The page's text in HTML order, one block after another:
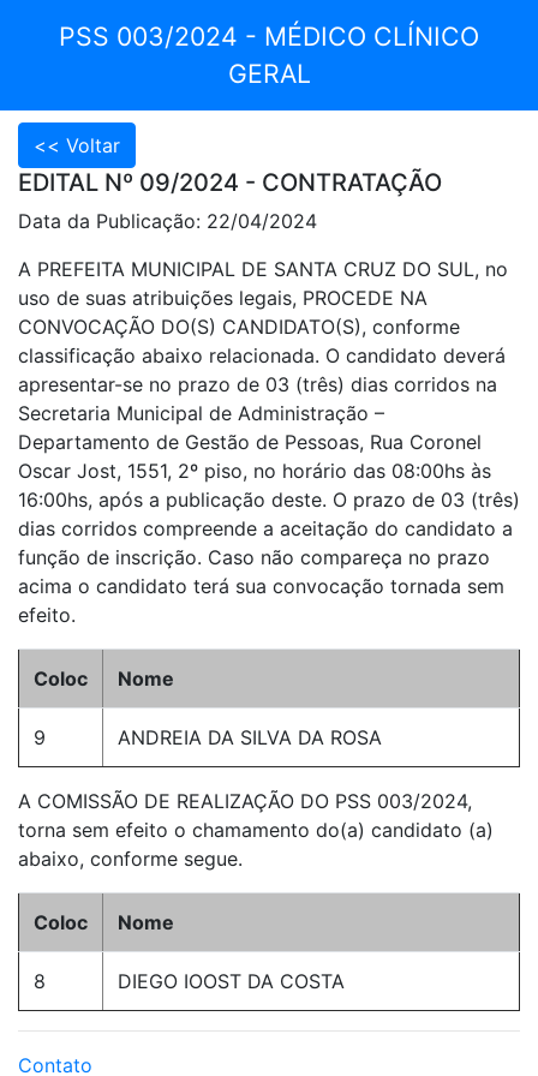
PSS 003/2024 - MÉDICO CLÍNICO
GERAL
EDITAL Nº 09/2024 - CONTRATAÇÃO
Data da Publicação: 22/04/2024
A PREFEITA MUNICIPAL DE SANTA CRUZ DO SUL, no
uso de suas atribuições legais, PROCEDE NA
CONVOCAÇÃO DO(S) CANDIDATO(S), conforme
classificação abaixo relacionada. O candidato deverá
apresentar-se no prazo de 03 (três) dias corridos na
Secretaria Municipal de Administração –
Departamento de Gestão de Pessoas, Rua Coronel
Oscar Jost, 1551, 2º piso, no horário das 08:00hs às
16:00hs, após a publicação deste. O prazo de 03 (três)
dias corridos compreende a aceitação do candidato a
função de inscrição. Caso não compareça no prazo
acima o candidato terá sua convocação tornada sem
efeito.
Coloc Nome
9 ANDREIA DA SILVA DA ROSA
A COMISSÃO DE REALIZAÇÃO DO PSS 003/2024,
torna sem efeito o chamamento do(a) candidato (a)
abaixo, conforme segue.
Coloc Nome
8 DIEGO IOOST DA COSTA
Contato